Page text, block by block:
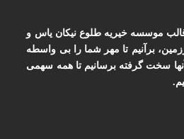
موسسه خیریه طلوع نیکان یاس و
برآنیم تا مهر شما را بی واسطه
سخت گرفته برسانیم تا همه سهمی